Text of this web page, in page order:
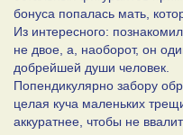
бонуса попалась мать,
Из интересного:
не двое, а, наоборот, он
добрейшей души человек.
Попендикулярно забору
целая куча маленьких
аккуратнее, чтобы не